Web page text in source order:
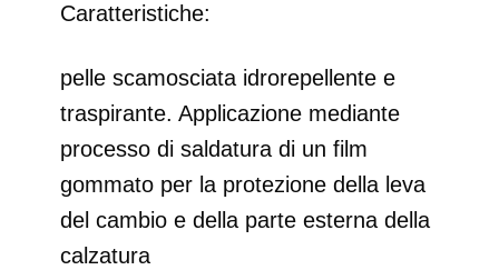
Caratteristiche:
pelle scamosciata idrorepellente e
traspirante. Applicazione mediante
processo di saldatura di un film
gommato per la protezione della leva
del cambio e della parte esterna della
calzatura